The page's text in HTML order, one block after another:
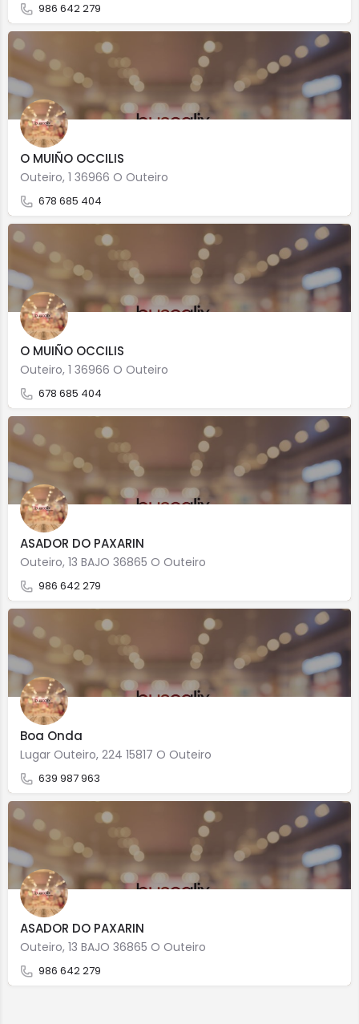
986 642 279
O MUIÑO OCCILIS
Outeiro, 1 36966 O Outeiro
678 685 404
O MUIÑO OCCILIS
Outeiro, 1 36966 O Outeiro
678 685 404
ASADOR DO PAXARIN
Outeiro, 13 BAJO 36865 O Outeiro
986 642 279
Boa Onda
Lugar Outeiro, 224 15817 O Outeiro
639 987 963
ASADOR DO PAXARIN
Outeiro, 13 BAJO 36865 O Outeiro
986 642 279